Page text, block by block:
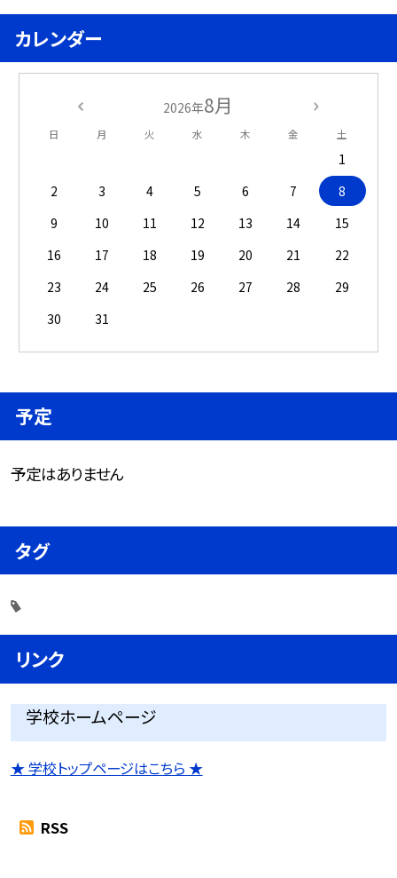
カレンダー
2026年8月
日 月 火 水 木 金 土
1
2
3 4 5 6 7
8
9
10 11 12 13 14
15
16
17 18 19 20 21
22
23
24 25 26 27 28
29
30
31
予定
予定はありません
タグ
リンク
学校ホームページ
★ 学校トップページはこちら ★
RSS